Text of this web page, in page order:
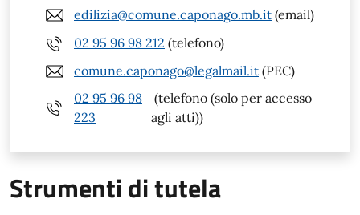
edilizia@comune.caponago.mb.it (email)
02 95 96 98 212 (telefono)
comune.caponago@legalmail.it (PEC)
02 95 96 98
223
(telefono (solo per accesso
agli atti))
Strumenti di tutela